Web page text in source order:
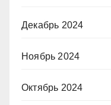
Декабрь 2024
Ноябрь 2024
Октябрь 2024